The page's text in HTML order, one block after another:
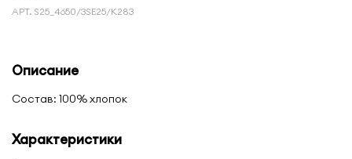
АРТ. S25_4650/3SE25/K283
Описание
Состав: 100% хлопок
Характеристики